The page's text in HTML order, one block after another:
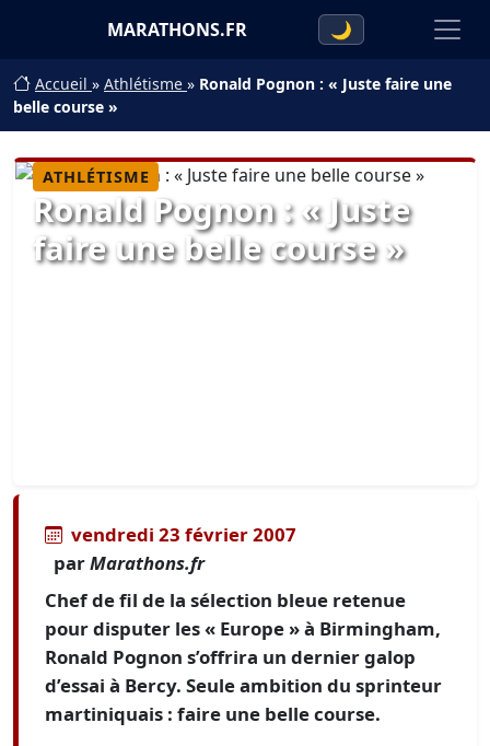
MARATHONS.FR 🌙
Accueil » Athlétisme » Ronald Pognon : « Juste faire une
belle course »
ATHLÉTISME
Ronald Pognon : « Juste
faire une belle course »
vendredi 23 février 2007
parMarathons.fr
Chef de fil de la sélection bleue retenue
pour disputer les « Europe » à Birmingham,
Ronald Pognon s’offrira un dernier galop
d’essai à Bercy. Seule ambition du sprinteur
martiniquais : faire une belle course.